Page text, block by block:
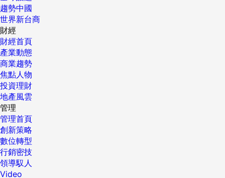
趨勢中國
世界新台商
財經
財經首頁
產業動態
商業趨勢
焦點人物
投資理財
地產風雲
管理
管理首頁
創新策略
數位轉型
行銷密技
領導馭人
Video